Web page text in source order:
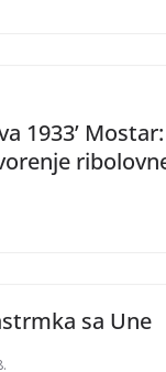
1933’
sa Une